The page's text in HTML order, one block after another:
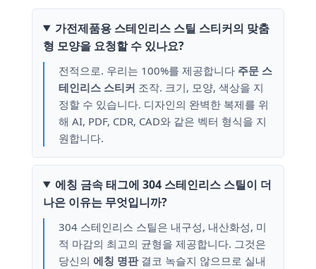
가전제품용 스테인리스 스틸 스티커의 맞춤
형 모양을 요청할 수 있나요?
전적으로. 우리는 100%를 제공합니다 주문 스
테인리스 스티커 조작. 크기, 모양, 색상을 지
정할 수 있습니다. 디자인의 완벽한 복제를 위
해 AI, PDF, CDR, CAD와 같은 벡터 형식을 지
원합니다.
에칭 금속 태그에 304 스테인리스 스틸이 더
나은 이유는 무엇입니까?
304 스테인리스 스틸은 내구성, 내산화성, 미
적 마감의 최고의 균형을 제공합니다. 그것은
당신의 에칭 명판결코 녹슬지 않으므로 실내